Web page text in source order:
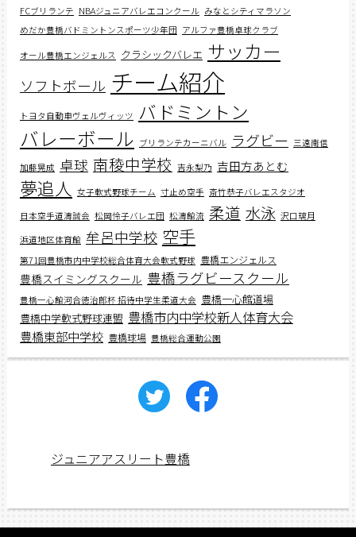
FCブリランテ NBAジュニアバレエコンクール みなとシティマラソン
めだか豊橋バドミントンスポーツ少年団 アルファ豊橋卓球クラブ
オール豊橋エンジェルス クラシックバレエ サッカー
ソフトボール チーム紹介
トヨタ自動車ヴェルヴィッツ バドミントン
バレーボール ブリランテカーニバル ラグビー 三遠南信
加藤晃成 卓球 南稜中学校 吉永梨乃 吉田方あとむ
夢追人 女子軟式野球チーム 寸止め空手 斎竹恭子バレエスタジオ
日本空手道濤誠会 松岡怜子バレエ団 松濤館流 柔道 水泳 沢口璃月
浜道地区体育館 牟呂中学校 空手
第71回豊橋市内中学校総合体育大会軟式野球 豊橋エンジェルス
豊橋スイミングスクール 豊橋ラグビースクール
豊橋一心館河合徳治郎杯 招待中学生柔道大会 豊橋一心館道場
豊橋中学軟式野球連盟 豊橋市内中学校新人体育大会
豊橋東部中学校 豊橋球場 豊橋総合運動公園
ジュニアアスリート豊橋